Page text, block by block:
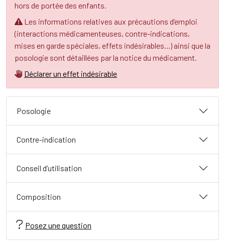
hors de portée des enfants.
Les informations relatives aux précautions d’emploi
(interactions médicamenteuses, contre-indications,
mises en garde spéciales, effets indésirables...) ainsi que la
posologie sont détaillées par la notice du médicament.
Déclarer un effet indésirable
Posologie
Contre-indication
Conseil d’utilisation
Composition
Posez une question